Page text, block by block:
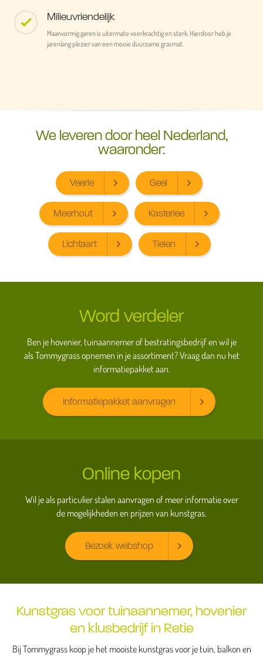
Milieuvriendelijk
Maanvormig garen is uitermate veerkrachtig en sterk. Hierdoor heb je
jarenlang plezier van een mooie duurzame grasmat.
We leveren door heel Nederland,
waaronder:
Veerle Geel
Meerhout Kasterlee
Lichtaart Tielen
Word verdeler
Ben je hovenier, tuinaannemer of bestratingsbedrijf en wil je
als Tommygrass opnemen in je assortiment? Vraag dan nu het
informatiepakket aan.
Informatiepakket aanvragen
Online kopen
Wil je als particulier stalen aanvragen of meer informatie over
de mogelijkheden en prijzen van kunstgras.
Bezoek webshop
Kunstgras voor tuinaannemer, hovenier
en klusbedrijf in Retie
Bij Tommygrass koop je het mooiste kunstgras voor je tuin, balkon en